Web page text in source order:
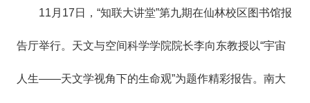
11月17日，“知联大讲堂”第九期在仙林校区图书馆报
告厅举行。天文与空间科学学院院长李向东教授以“宇宙
人生——天文学视角下的生命观”为题作精彩报告。南大